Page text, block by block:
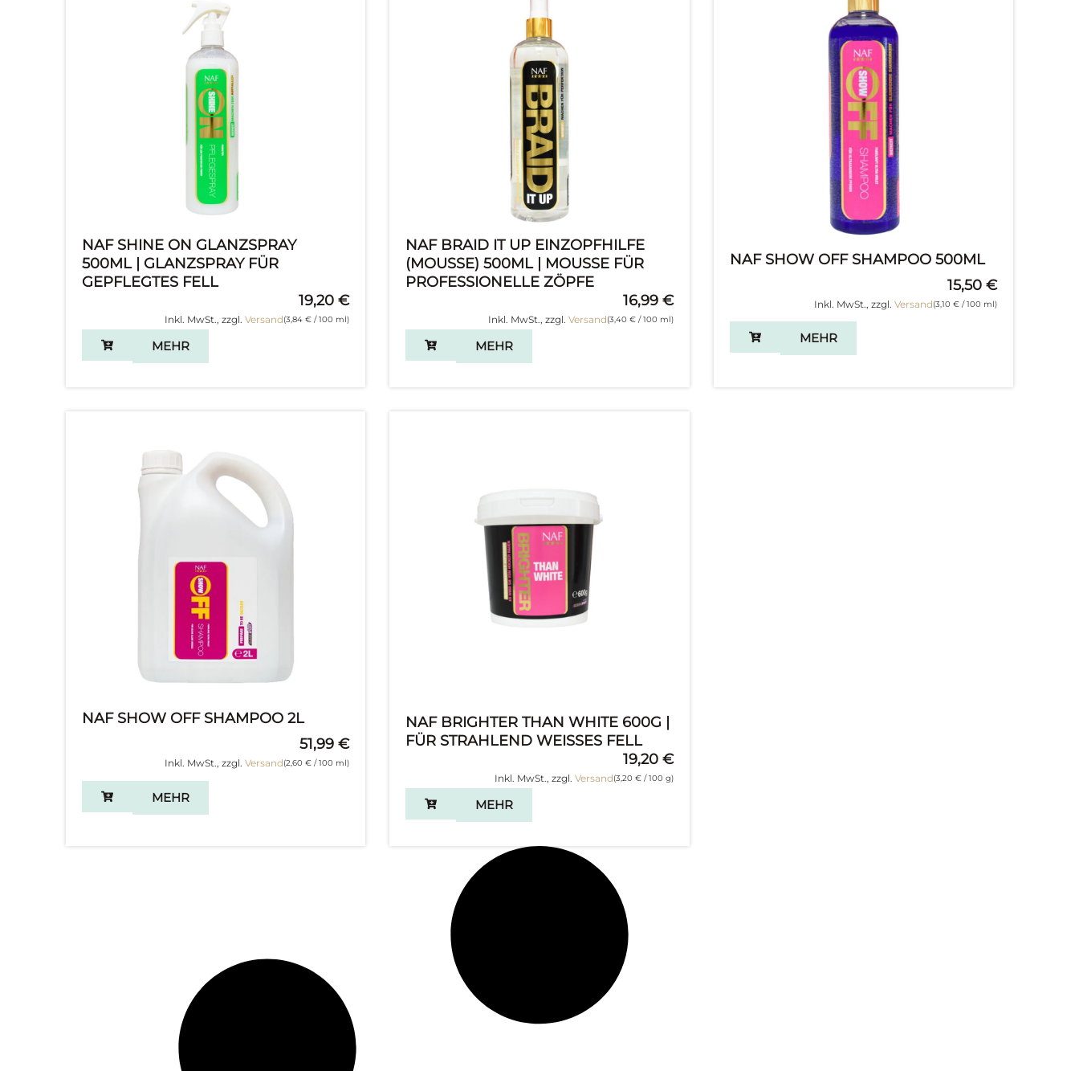
NAF SHINE ON GLANZSPRAY
500ML | GLANZSPRAY FÜR
GEPFLEGTES FELL
19,20€
Inkl. MwSt., zzgl.Versand(3,84€ / 100 ml)
MEHR
NAF BRAID IT UP EINZOPFHILFE
(MOUSSE) 500ML | MOUSSE FÜR
PROFESSIONELLE ZÖPFE
16,99 €
Inkl. MwSt., zzgl. Versand(3,40 €/ 100 ml)
MEHR
NAF SHOW OFF SHAMPOO 500ML
15,50 €
Inkl. MwSt., zzgl. Versand(3,10 €/ 100 ml)
MEHR
NAF SHOW OFF SHAMPOO 2L
51,99€
Inkl. MwSt., zzgl.Versand(2,60€ / 100 ml)
MEHR
NAF BRIGHTER THAN WHITE 600G |
FÜR STRAHLEND WEISSES FELL
19,20 €
Inkl. MwSt., zzgl. Versand(3,20 €/ 100 g)
MEHR